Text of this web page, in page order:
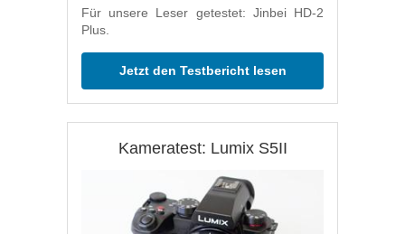
Für unsere Leser getestet: Jinbei HD-2
Plus.
Jetzt den Testbericht lesen
Kameratest: Lumix S5II